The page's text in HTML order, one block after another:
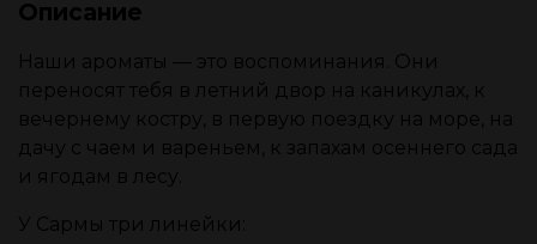
Описание
Наши ароматы — это воспоминания. Они
переносят тебя в летний двор на каникулах, к
вечернему костру, в первую поездку на море, на
дачу с чаем и вареньем, к запахам осеннего сада
и ягодам в лесу.
У Сармы три линейки: